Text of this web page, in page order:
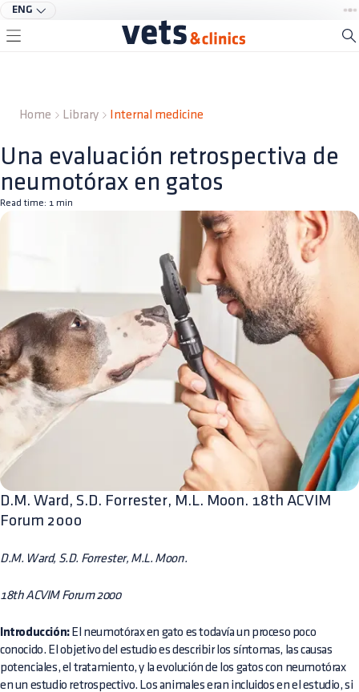
ENG
Home Library Internal medicine
Una evaluación retrospectiva de
neumotórax en gatos
Read time: 1 min
D.M. Ward, S.D. Forrester, M.L. Moon. 18th ACVIM
Forum 2000
D.M. Ward, S.D. Forrester, M.L. Moon.
18th ACVIM Forum 2000
Introducción:El neumotórax en gato es todavía un proceso poco
conocido. El objetivo del estudio es describir los síntomas, las causas
potenciales, el tratamiento, y la evolución de los gatos con neumotórax
en un estudio retrospectivo. Los animales eran incluidos en el estudio, si